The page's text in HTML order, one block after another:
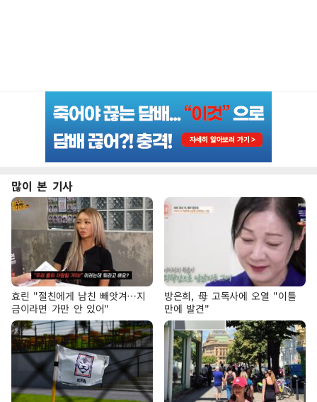
많이 본 기사
효린 "절친에게 남친 빼앗겨…지
금이라면 가만 안 있어"
방은희, 母 고독사에 오열 "이틀
만에 발견"